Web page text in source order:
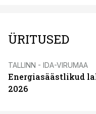
ÜRITUSED
TALLINN - IDA-VIRUMAA
Energiasäästlikud
2026